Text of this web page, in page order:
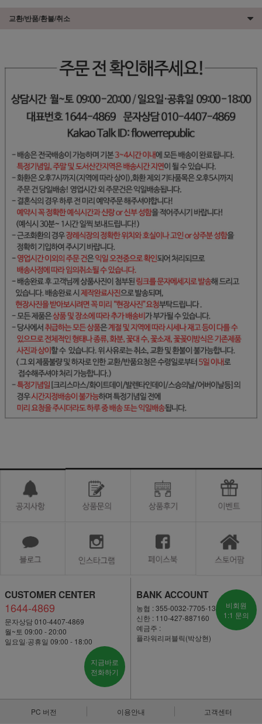
교환/반품/환불/취소
CUSTOMER CENTER
1644-4869
문자상담 010-4407-4869
월~토 09:00 - 20:00
일요일·공휴일 09:00 - 18:00
지금바로
전화하기
BANK ACCOUNT
농협 : 355-0032-7705-13
신한 : 110-427-887160
예금주 :
플라워리퍼블릭(박상현)
비회원
1:1 문의
PC 버전 이용안내 고객센터